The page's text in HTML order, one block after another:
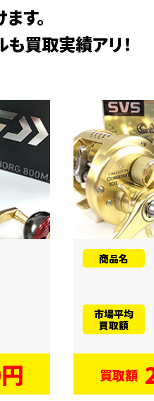
す。
買取実績アリ！
商品名
市場平均
買取額
買取額